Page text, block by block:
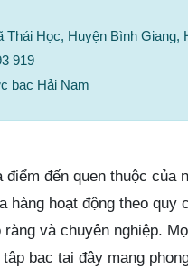
Thái Học, Huyện Bình Giang,
919
bạc Hải Nam
điểm đến quen thuộc
hàng hoạt động theo
và chuyên nghiệp.
bạc tại đây mang